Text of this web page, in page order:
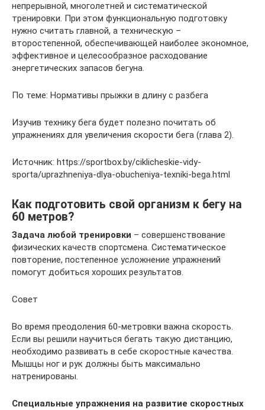
непрерывной, многолетней и систематической
тренировки. При этом функциональную подготовку
нужно считать главной, а техническую –
второстепенной, обеспечивающей наиболее экономное,
эффективное и целесообразное расходование
энергетических запасов бегуна.
По теме: Нормативы прыжки в длину с разбега
Изучив технику бега будет полезно почитать об
упражнениях для увеличения скорости бега (глава 2).
Источник: https://sportbox.by/ciklicheskie-vidy-
sporta/uprazhneniya-dlya-obucheniya-texniki-bega.html
Как подготовить свой организм к бегу на
60 метров?
Задача любой тренировки – совершенствование
физических качеств спортсмена. Систематическое
повторение, постепенное усложнение упражнений
помогут добиться хороших результатов.
Совет
Во время преодоления 60-метровки важна скорость.
Если вы решили научиться бегать такую дистанцию,
необходимо развивать в себе скоростные качества.
Мышцы ног и рук должны быть максимально
натренированы.
Специальные упражнения на развитие скоростных